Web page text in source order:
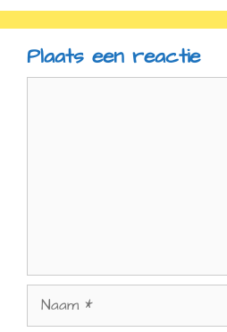
Plaats een reactie
Reactie
Naam